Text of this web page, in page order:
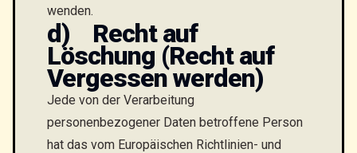
wenden.
d) Recht auf
Löschung (Recht auf
Vergessen werden)
Jede von der Verarbeitung
personenbezogener Daten betroffene Person
hat das vom Europäischen Richtlinien- und